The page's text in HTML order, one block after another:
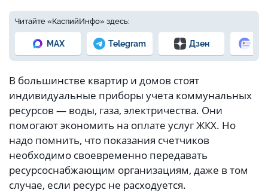
Читайте «КаспийИнфо» здесь:
MAX Telegram Дзен
В большинстве квартир и домов стоят
индивидуальные приборы учета коммунальных
ресурсов — воды, газа, электричества. Они
помогают экономить на оплате услуг ЖКХ. Но
надо помнить, что показания счетчиков
необходимо своевременно передавать
ресурсоснабжающим организациям, даже в том
случае, если ресурс не расходуется.